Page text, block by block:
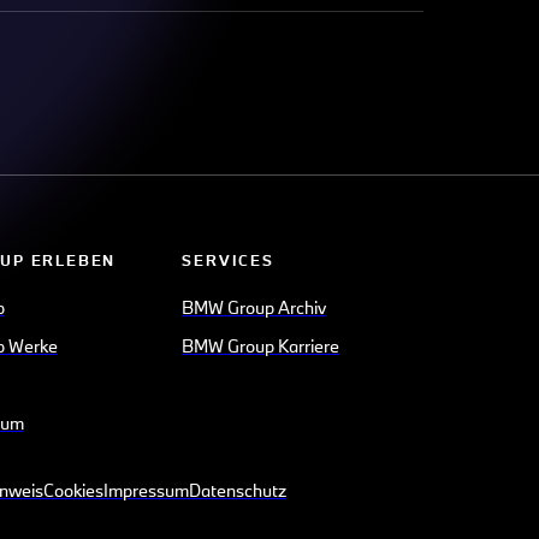
ERLEBEN
Werke
SERVICES
BMW Group Archiv
BMW Group Karriere
CookiesImpressumDatenschutz